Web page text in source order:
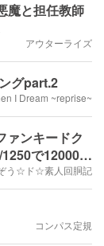
魔と担任教師
アウターライズ
グpart.2
I Dream ~reprise~
ァンキードク
で12000発
う☆ド☆素人回胴記
コンパス定規